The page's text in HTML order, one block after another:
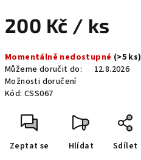
200 Kč / ks
cena:
Momentálně nedostupné (>5 ks)
Můžeme doručit do:
12.8.2026
Možnosti doručení
Kód: CSS067
Zeptat se Hlídat Sdílet